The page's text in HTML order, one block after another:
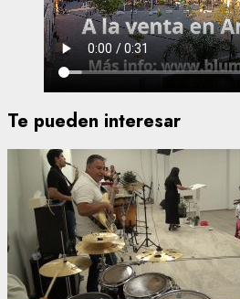
Te pueden interesar